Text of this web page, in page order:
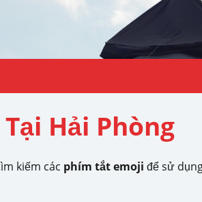
Hải Phòng
kiếm các phím tắt emoji để sử